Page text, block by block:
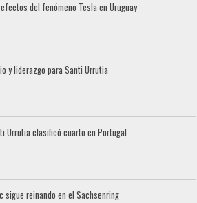
del fenómeno Tesla en Uruguay
y liderazgo para Santi Urrutia
Urrutia clasificó cuarto en Portugal
sigue reinando en el Sachsenring